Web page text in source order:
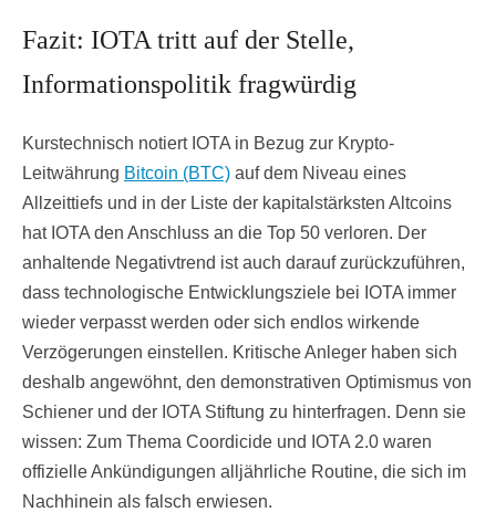
Fazit: IOTA tritt auf der Stelle,
Informationspolitik fragwürdig
Kurstechnisch notiert IOTA in Bezug zur Krypto-
Leitwährung Bitcoin (BTC) auf dem Niveau eines
Allzeittiefs und in der Liste der kapitalstärksten Altcoins
hat IOTA den Anschluss an die Top 50 verloren. Der
anhaltende Negativtrend ist auch darauf zurückzuführen,
dass technologische Entwicklungsziele bei IOTA immer
wieder verpasst werden oder sich endlos wirkende
Verzögerungen einstellen. Kritische Anleger haben sich
deshalb angewöhnt, den demonstrativen Optimismus von
Schiener und der IOTA Stiftung zu hinterfragen. Denn sie
wissen: Zum Thema Coordicide und IOTA 2.0 waren
offizielle Ankündigungen alljährliche Routine, die sich im
Nachhinein als falsch erwiesen.